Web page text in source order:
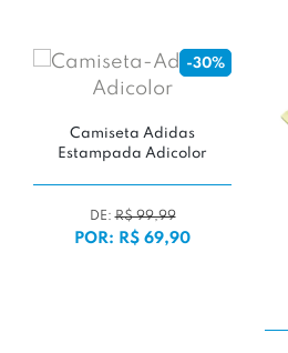
-30%
Camiseta Adidas
Estampada Adicolor
DE:R$ 99,99
POR: R$ 69,90